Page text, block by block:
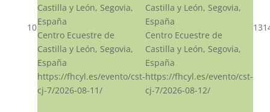
10
Castilla y León, Segovia,
España
Centro Ecuestre de
Castilla y León, Segovia,
España
https://fhcyl.es/evento/cst-
cj-7/2026-08-11/
Castilla y León, Segovia,
España
Centro Ecuestre de
Castilla y León, Segovia,
España
https://fhcyl.es/evento/cst-
cj-7/2026-08-12/
13